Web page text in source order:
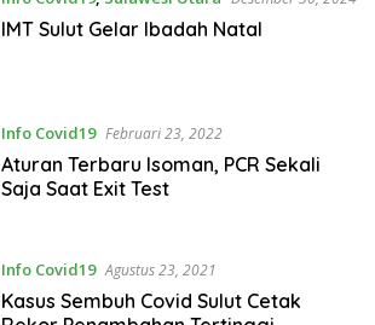
IMT Sulut Gelar Ibadah Natal
Info Covid19 Februari 23, 2022
Aturan Terbaru Isoman, PCR Sekali
Saja Saat Exit Test
Info Covid19 Agustus 23, 2021
Kasus Sembuh Covid Sulut Cetak